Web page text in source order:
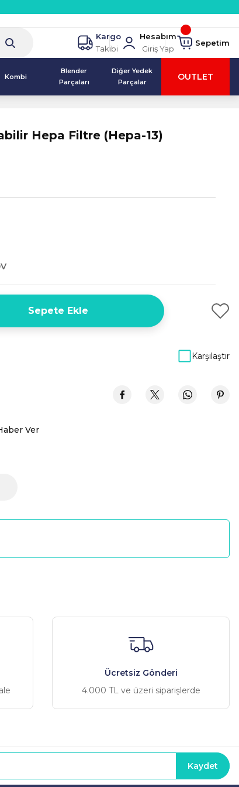
Kargo
Takibi
Hesabım
Giriş Yap
Sepetim
Kombi
Blender
Parçaları
Diğer Yedek
Parçalar
OUTLET
Hepa Filtre (Hepa-13)
Sepete Ekle
Karşılaştır
Ver
Ücretsiz Gönderi
4.000 TL ve üzeri siparişlerde
Kaydet